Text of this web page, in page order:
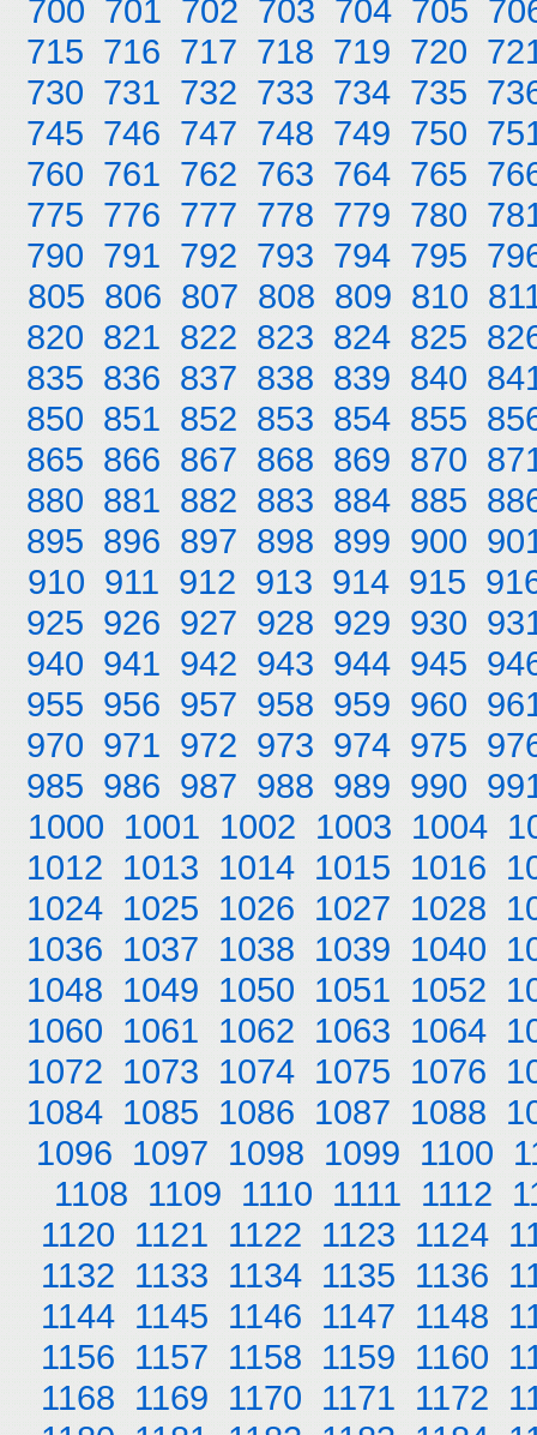
700 701 702 703 704 705
715 716 717 718 719 720
730 731 732 733 734 735
745 746 747 748 749 750
760 761 762 763 764 765
775 776 777 778 779 780
790 791 792 793 794 795
805 806 807 808 809 810
820 821 822 823 824 825
835 836 837 838 839 840
850 851 852 853 854 855
865 866 867 868 869 870
880 881 882 883 884 885
895 896 897 898 899 900
910 911 912 913 914 915
925 926 927 928 929 930
940 941 942 943 944 945
955 956 957 958 959 960
970 971 972 973 974 975
985 986 987 988 989 990
1000 1001 1002 1003 1004
1012 1013 1014 1015 1016
1024 1025 1026 1027 1028
1036 1037 1038 1039 1040
1048 1049 1050 1051 1052
1060 1061 1062 1063 1064
1072 1073 1074 1075 1076
1084 1085 1086 1087 1088
1096 1097 1098 1099 1100
1108 1109 1110 1111 1112
1120 1121 1122 1123 1124
1132 1133 1134 1135 1136
1144 1145 1146 1147 1148
1156 1157 1158 1159 1160
1168 1169 1170 1171 1172